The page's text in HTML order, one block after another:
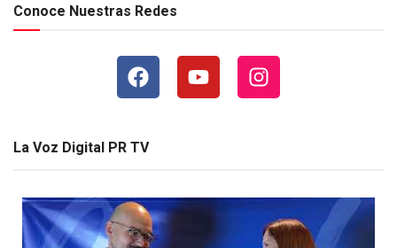
Conoce Nuestras Redes
La Voz Digital PR TV